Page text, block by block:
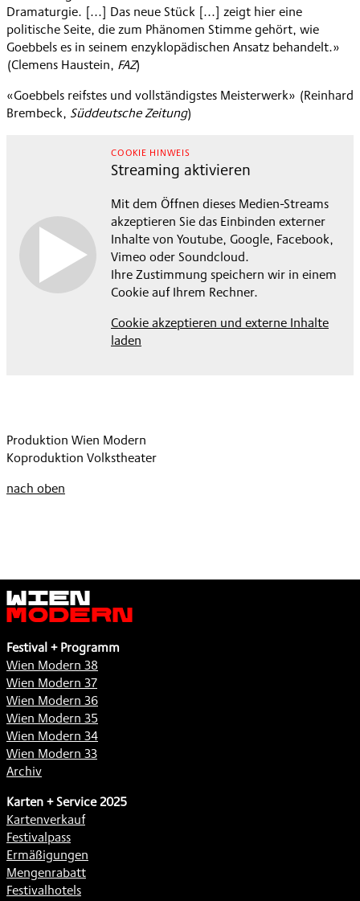
Dramaturgie. [...] Das neue Stück [...] zeigt hier eine
politische Seite, die zum Phänomen Stimme gehört, wie
Goebbels es in seinem enzyklopädischen Ansatz behandelt.»
(Clemens Haustein, FAZ)
«Goebbels reifstes und vollständigstes Meisterwerk» (Reinhard
Brembeck, Süddeutsche Zeitung)
COOKIE HINWEIS
Streaming aktivieren
Mit dem Öffnen dieses Medien-Streams
akzeptieren Sie das Einbinden externer
Inhalte von Youtube, Google, Facebook,
Vimeo oder Soundcloud.
Ihre Zustimmung speichern wir in einem
Cookie auf Ihrem Rechner.
Cookie akzeptieren und externe Inhalte
laden
Produktion Wien Modern
Koproduktion Volkstheater
nach oben
Wien
Modern
Festival + Programm
Wien Modern 38
Wien Modern 37
Wien Modern 36
Wien Modern 35
Wien Modern 34
Wien Modern 33
Archiv
Karten + Service 2025
Kartenverkauf
Festivalpass
Ermäßigungen
Mengenrabatt
Festivalhotels